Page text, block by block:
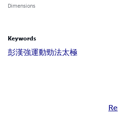
Dimensions
Keywords
彭漢強運動勁法太極